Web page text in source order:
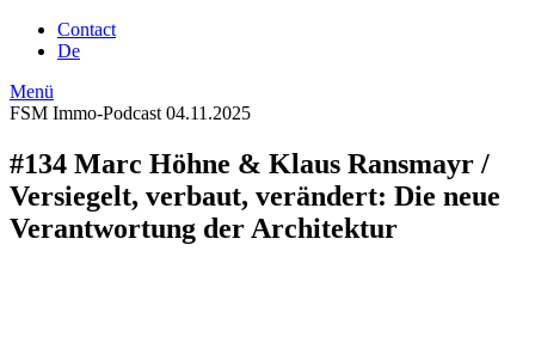
Contact
De
Menü
FSM Immo-Podcast 04.11.2025
#134 Marc Höhne & Klaus Ransmayr /
Versiegelt, verbaut, verändert: Die neue
Verantwortung der Architektur